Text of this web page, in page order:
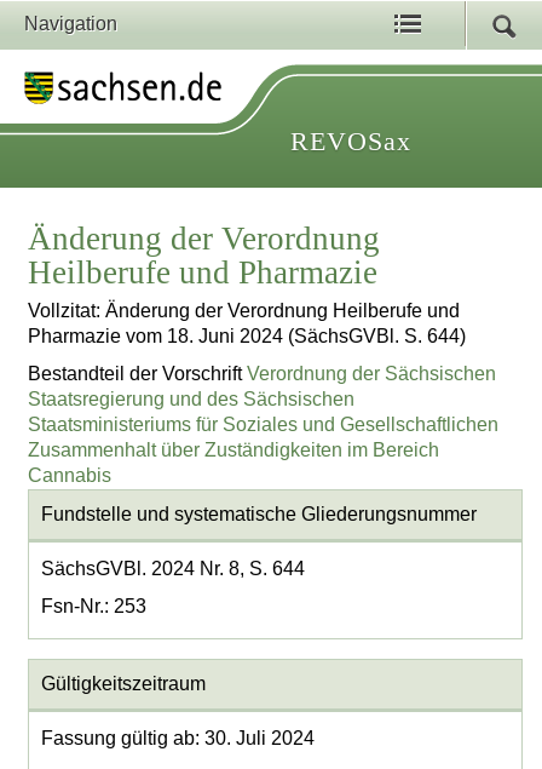
Navigation
REVOSax
Änderung der Verordnung
Heilberufe und Pharmazie
Vollzitat: Änderung der Verordnung Heilberufe und
Pharmazie vom 18. Juni 2024 (SächsGVBl. S. 644)
Bestandteil der VorschriftVerordnung der Sächsischen
Staatsregierung und des Sächsischen
Staatsministeriums für Soziales und Gesellschaftlichen
Zusammenhalt über Zuständigkeiten im Bereich
Cannabis
Fundstelle und systematische Gliederungsnummer
SächsGVBl. 2024 Nr. 8, S. 644
Fsn-Nr.: 253
Gültigkeitszeitraum
Fassung gültig ab: 30. Juli 2024